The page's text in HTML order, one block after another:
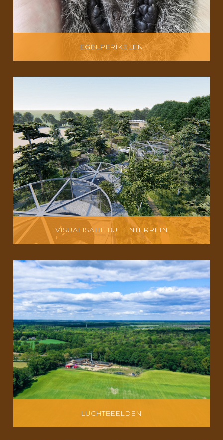
EGELPERIKELEN
VISUALISATIE BUITENTERREIN
LUCHTBEELDEN